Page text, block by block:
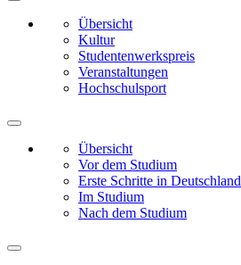
Übersicht
Kultur
Studentenwerkspreis
Veranstaltungen
Hochschulsport
Übersicht
Vor dem Studium
Erste Schritte in Deutschland
Im Studium
Nach dem Studium